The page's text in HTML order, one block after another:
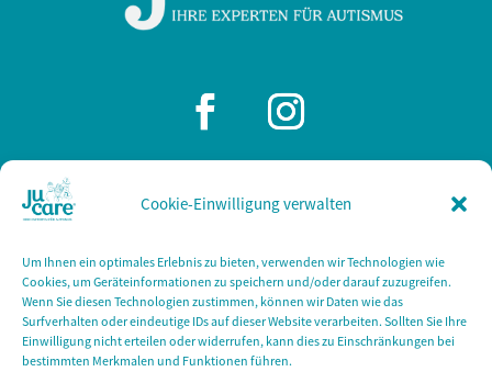
Cookie-Einwilligung verwalten
Um Ihnen ein optimales Erlebnis zu bieten, verwenden wir Technologien wie
Cookies, um Geräteinformationen zu speichern und/oder darauf zuzugreifen.
Wenn Sie diesen Technologien zustimmen, können wir Daten wie das
Surfverhalten oder eindeutige IDs auf dieser Website verarbeiten. Sollten Sie Ihre
Einwilligung nicht erteilen oder widerrufen, kann dies zu Einschränkungen bei
bestimmten Merkmalen und Funktionen führen.
JuCare
53489 Sinzig
Tel: +49 2642 945300